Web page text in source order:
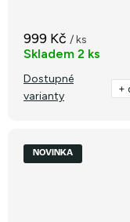
999 Kč / ks
Skladem 2 ks
Dostupné
varianty
+
NOVINKA